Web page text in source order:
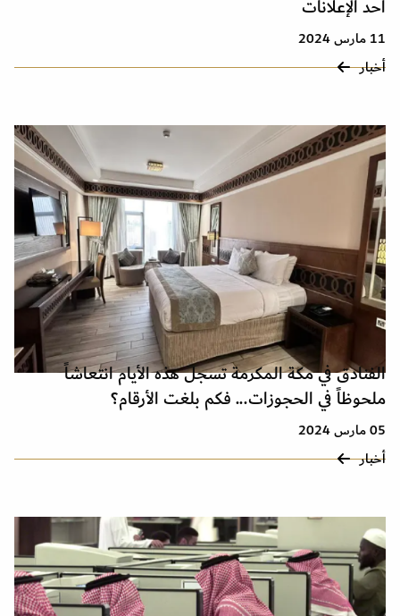
أحد الإعلانات
11 مارس 2024
أخبار
الفنادق في مكة المكرمة تسجل هذه الأيام انتعاشاً
ملحوظاً في الحجوزات... فكم بلغت الأرقام؟
05 مارس 2024
أخبار